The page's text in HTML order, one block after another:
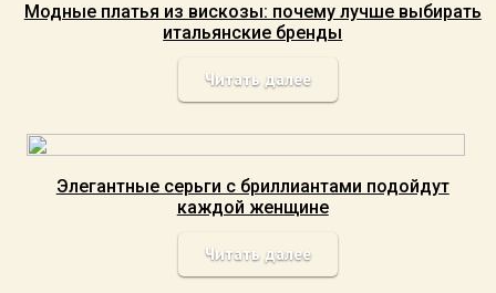
Модные платья из вискозы: почему лучше выбирать
итальянские бренды
Читать далее
Элегантные серьги с бриллиантами подойдут
каждой женщине
Читать далее